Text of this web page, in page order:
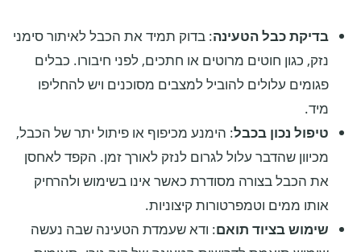
בדיקת כבל הטעינה: בדוק תמיד את הכבל לאיתור סימני
נזק, כגון חוטים מרוטים או חתכים, לפני חיבורו. כבלים
פגומים עלולים להוביל למצבים מסוכנים ויש להחליפו
מיד.
טיפול נכון בכבל: הימנע מכיפוף או פיתול יתר של הכבל,
מכיוון שהדבר עלול לגרום לנזק לאורך זמן. הקפד לאחסן
את הכבל בצורה מסודרת כאשר אינו בשימוש ולהרחיק
אותו ממים וטמפרטורות קיצוניות.
שימוש בציוד תואם: ודא שעמדת הטעינה שבה נעשה